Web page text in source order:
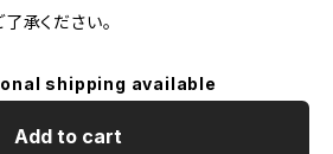
承ください。
shipping available
Add to cart